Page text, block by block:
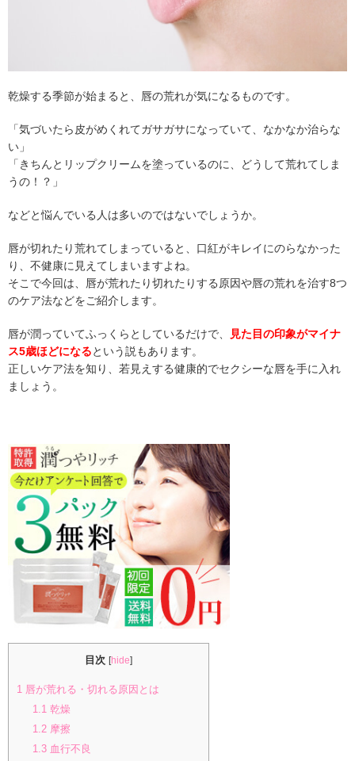
乾燥する季節が始まると、唇の荒れが気になるものです。
「気づいたら皮がめくれてガサガサになっていて、なかなか治らな
い」
「きちんとリップクリームを塗っているのに、どうして荒れてしま
うの！？」
などと悩んでいる人は多いのではないでしょうか。
唇が切れたり荒れてしまっていると、口紅がキレイにのらなかった
り、不健康に見えてしまいますよね。
そこで今回は、唇が荒れたり切れたりする原因や唇の荒れを治す8つ
のケア法などをご紹介します。
唇が潤っていてふっくらとしているだけで、
見た目の印象がマイナ
ス5歳ほどになるという説もあります。
正しいケア法を知り、若見えする健康的でセクシーな唇を手に入れ
ましょう。
目次 [hide]
1 唇が荒れる・切れる原因とは
1.1 乾燥
1.2摩擦
1.3血行不良